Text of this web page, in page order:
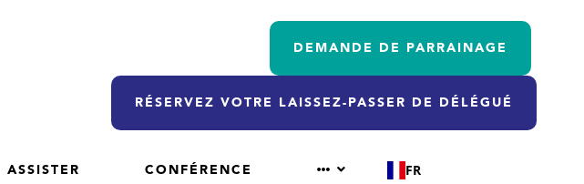
DEMANDE DE PARRAINAGE
RÉSERVEZ VOTRE LAISSEZ-PASSER DE DÉLÉGUÉ
ASSISTER CONFÉRENCE FR